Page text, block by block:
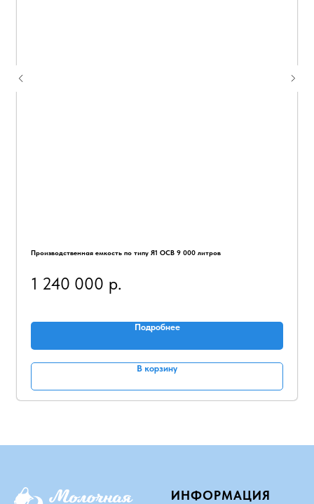
Производственная емкость по типу Я1 ОСВ 9 000 литров
1 240 000 р.
Подробнее
В корзину
ИНФОРМАЦИЯ